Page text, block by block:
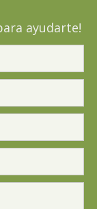
ayudarte!